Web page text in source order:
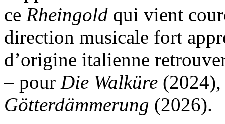
ce Rheingold qui vient
direction musicale fort
d’origine italienne
– pour Die Walküre
Götterdämmerung (2026).